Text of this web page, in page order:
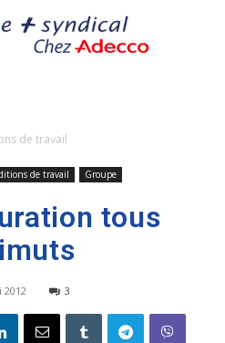
de travail
de travail Groupe
tous
2012 3